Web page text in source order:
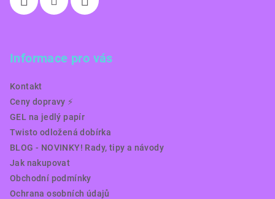
Informace pro vás
Kontakt
Ceny dopravy ⚡️
GEL na jedlý papír
Twisto odložená dobírka
BLOG - NOVINKY! Rady, tipy a návody
Jak nakupovat
Obchodní podmínky
Ochrana osobních údajů